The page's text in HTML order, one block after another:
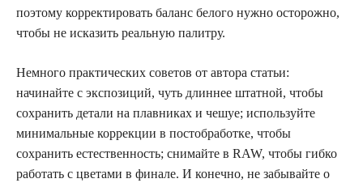
поэтому корректировать баланс белого нужно осторожно,
чтобы не исказить реальную палитру.
Немного практических советов от автора статьи:
начинайте с экспозиций, чуть длиннее штатной, чтобы
сохранить детали на плавниках и чешуе; используйте
минимальные коррекции в постобработке, чтобы
сохранить естественность; снимайте в RAW, чтобы гибко
работать с цветами в финале. И конечно, не забывайте о